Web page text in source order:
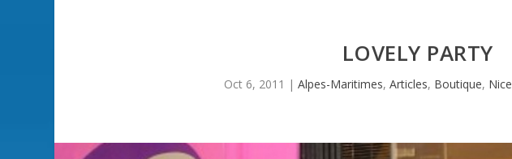
LOVELY PARTY
Oct 6, 2011 |Alpes-Maritimes,Articles, Boutique, Nice